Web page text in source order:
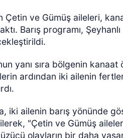
Çetin ve Gümüş aileleri,
Barış programı,
yanı sıra bölgenin
ardından iki ailenin
iki ailenin barış yönünde
"Çetin ve Gümüş
olayların bir daha